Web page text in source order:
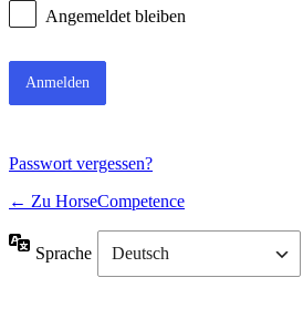
Angemeldet bleiben
Passwort vergessen?
← Zu HorseCompetence
Sprache